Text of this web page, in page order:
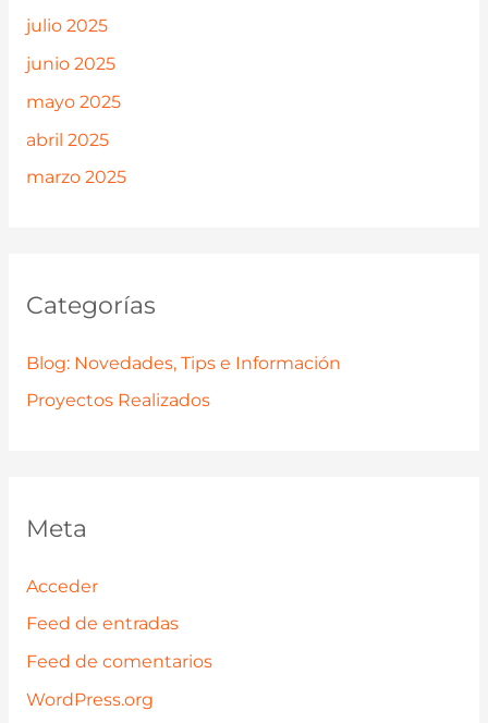
julio 2025
junio 2025
mayo 2025
abril 2025
marzo 2025
Categorías
Blog: Novedades, Tips e Información
Proyectos Realizados
Meta
Acceder
Feed de entradas
Feed de comentarios
WordPress.org